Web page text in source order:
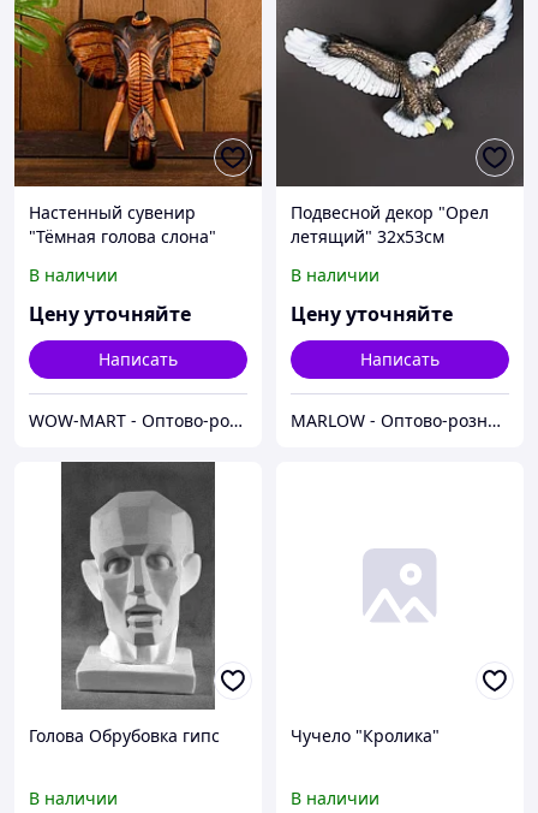
Настенный сувенир
"Тёмная голова слона"
В наличии
Цену уточняйте
Написать
WOW-MART - Оптово-розничный Склад - товары на заказ до двери
Подвесной декор "Орел
летящий" 32х53см
В наличии
Цену уточняйте
Написать
MARLOW - Оптово-розничный склад.
Голова Обрубовка гипс
В наличии
Чучело "Кролика"
В наличии